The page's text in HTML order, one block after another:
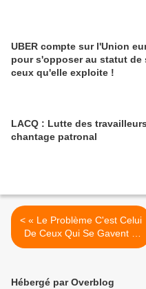
UBER compte sur l'Union
pour s'opposer au statut de
ceux qu'elle exploite !
LACQ : Lutte des
chantage patronal
< « Le Problème C'est Celui
De Ceux Qui Se Gavent »
[REMIX MÉLENCHON]
Hébergé par Overblog